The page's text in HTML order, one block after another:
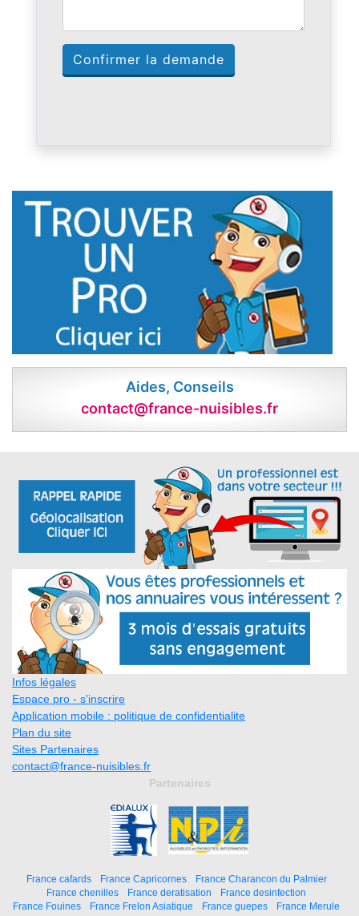
Confirmer la demande
Aides, Conseils
contact@france-nuisibles.fr
Infos légales
Espace pro - s'inscrire
Application mobile : politique de confidentialite
Plan du site
Sites Partenaires
contact@france-nuisibles.fr
Partenaires
France cafards France Capricornes
France Charancon du Palmier
France chenilles
France deratisation
France desinfection
France Fouines
France Frelon Asiatique France guepes
France Merule